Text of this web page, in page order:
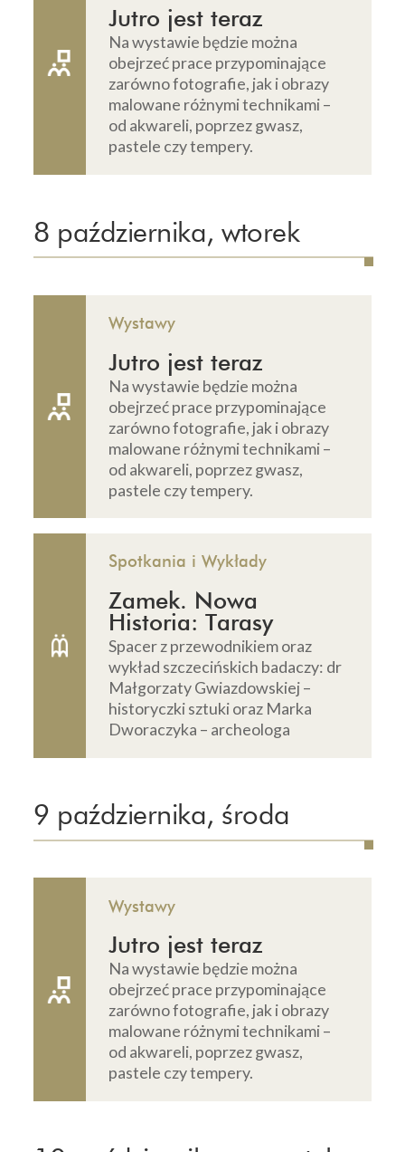
Jutro jest teraz
Na wystawie będzie można
obejrzeć prace przypominające
zarówno fotografie, jak i obrazy
malowane różnymi technikami –
od akwareli, poprzez gwasz,
pastele czy tempery.
8 października, wtorek
Wystawy
Jutro jest teraz
Na wystawie będzie można
obejrzeć prace przypominające
zarówno fotografie, jak i obrazy
malowane różnymi technikami –
od akwareli, poprzez gwasz,
pastele czy tempery.
Spotkania i Wykłady
Zamek. Nowa
Historia: Tarasy
Spacer z przewodnikiem oraz
wykład szczecińskich badaczy: dr
Małgorzaty Gwiazdowskiej –
historyczki sztuki oraz Marka
Dworaczyka – archeologa
9 października, środa
Wystawy
Jutro jest teraz
Na wystawie będzie można
obejrzeć prace przypominające
zarówno fotografie, jak i obrazy
malowane różnymi technikami –
od akwareli, poprzez gwasz,
pastele czy tempery.